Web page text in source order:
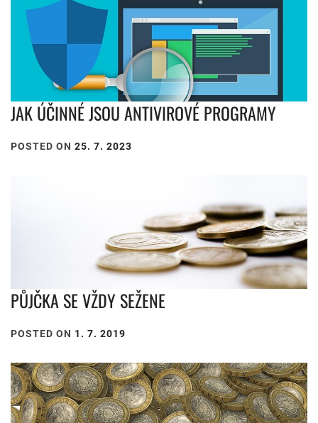
JAK ÚČINNÉ JSOU ANTIVIROVÉ PROGRAMY
POSTED ON 25. 7. 2023
PŮJČKA SE VŽDY SEŽENE
POSTED ON 1. 7. 2019